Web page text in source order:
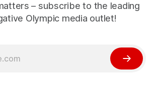
– subscribe to the leading
Olympic media outlet!